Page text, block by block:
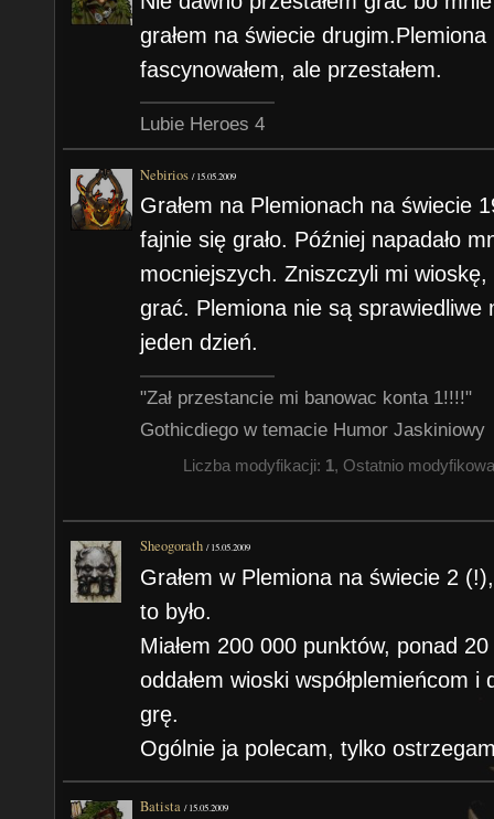
grałem na świecie
fascynowałem, ale przestałem.
Lubie Heroes 4
Nebirios /15.05.2009
Grałem na Plemionach na świecie
fajnie się grało. Później napadało
mocniejszych. Zniszczyli mi
grać. Plemiona nie są
jeden dzień.
"Zał przestancie mi banowac konta 1!!!!"
Gothicdiego w temacie Humor Jaskiniowy
Liczba modyfikacji: 1, Ostatnio
Sheogorath /15.05.2009
Grałem w Plemiona na świecie 2
to było.
Miałem 200 000 punktów, ponad
oddałem wioski współplemieńcom i
grę.
Ogólnie ja polecam, tylko
Batista /15.05.2009